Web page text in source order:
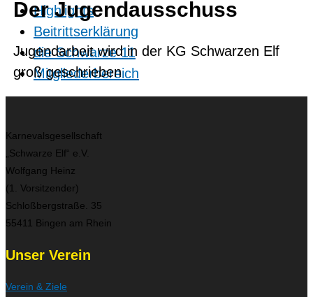
Highlights
Beitrittserklärung
die Schwarze 11
Mitgliederbereich
Der Jugendausschuss
Jugendarbeit wird in der KG Schwarzen Elf
groß geschrieben
Karnevalsgesellschaft
„Schwarze Elf“ e.V.
Wolfgang Heinz
(1. Vorsitzender)
Schloßbergstraße. 35
55411 Bingen am Rhein
Unser Verein
Verein & Ziele